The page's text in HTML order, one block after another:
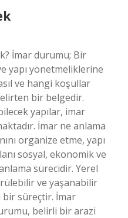
İmar durumu; Bir
yapı yönetmeliklerine
ve hangi koşullar
bir belgedir.
yapılar, imar
İmar ne anlama
organize etme, yapı
sosyal, ekonomik ve
sürecidir. Yerel
ve yaşanabilir
bir süreçtir. İmar
belirli bir arazi